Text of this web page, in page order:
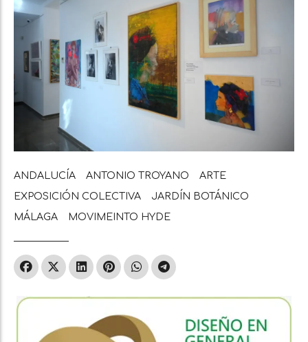
ANDALUCÍA ANTONIO TROYANO
ARTE
EXPOSICIÓN COLECTIVA
JARDÍN BOTÁNICO
MÁLAGA
MOVIMEINTO HYDE